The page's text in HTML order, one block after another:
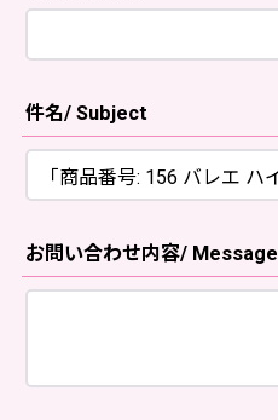
件名/ Subject
お問い合わせ内容/ Message